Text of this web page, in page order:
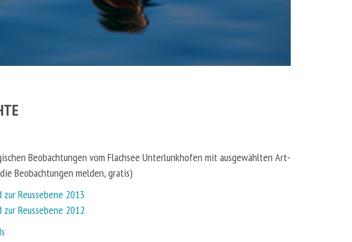
Beobachtungen vom Flachsee Unterlunkhofen mit ausgewählten Art-
Beobachtungen melden, gratis)
Reussebene 2013
Reussebene 2012